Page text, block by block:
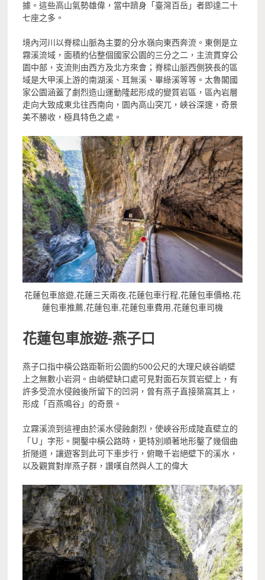
據。這些高山氣勢雄偉，當中躋身「臺灣百岳」者即達二十
七座之多。
境內河川以脊樑山脈為主要的分水嶺向東西奔流。東側是立
霧溪流域，面積約佔整個國家公園的三分之二，主流貫穿公
園中部，支流則由西方及北方來會；脊樑山脈西側狹長的區
域是大甲溪上游的南湖溪、耳無溪、畢綠溪等等。太魯閣國
家公園涵蓋了劇烈造山運動隆起形成的變質岩區，區內岩層
走向大致成東北往西南向，園內高山突兀，峽谷深邃，奇景
美不勝收，極具特色之處。
花蓮包車旅遊,花蓮三天兩夜,花蓮包車行程,花蓮包車價格,花
蓮包車推薦,花蓮包車,花蓮包車費用,花蓮包車司機
花蓮包車旅遊-燕子口
燕子口指中橫公路距靳珩公園約500公尺的大理尺峽谷峭壁
上之無數小岩洞。由峭壁缺口處可見對面石灰質岩壁上，有
許多受流水侵蝕後所留下的凹洞，曾有燕子直接築窩其上，
形成「百燕鳴谷」的奇景。
立霧溪流到這裡由於溪水侵蝕劇烈，使峽谷形成陡直壁立的
「Ｕ」字形。開鑿中橫公路時，更特別順著地形鑿了幾個曲
折隧道，讓遊客到此可下車步行，俯瞰千岩絕壁下的溪水，
以及觀賞對岸燕子群，讚嘆自然與人工的偉大